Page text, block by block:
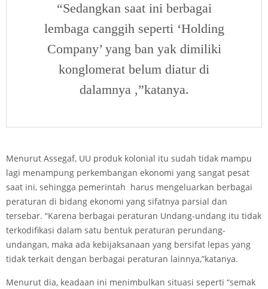
“Sedangkan saat ini berbagai
lembaga canggih seperti ‘Holding
Company’ yang ban yak dimiliki
konglomerat belum diatur di
dalamnya ,”katanya.
Menurut Assegaf, UU produk kolonial itu sudah tidak mampu
lagi menampung perkembangan ekonomi yang sangat pesat
saat ini, sehingga pemerintah harus mengeluarkan berbagai
peraturan di bidang ekonomi yang sifatnya parsial dan
tersebar. “Karena berbagai peraturan Undang-undang itu tidak
terkodifikasi dalam satu bentuk peraturan perundang-
undangan, maka ada kebijaksanaan yang bersifat lepas yang
tidak terkait dengan berbagai peraturan lainnya,”katanya.
Menurut dia, keadaan ini menimbulkan situasi seperti “semak